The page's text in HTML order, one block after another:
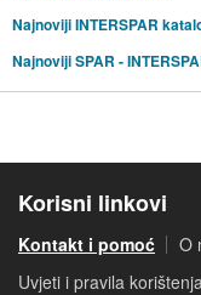
Najnoviji INTERSPAR
Najnoviji SPAR -
Korisni linkovi
Kontakt i pomoć O
Uvjeti i pravila korištenja